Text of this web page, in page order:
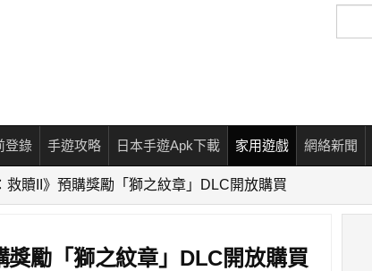
尋
登錄 手遊攻略 日本手遊Apk下載 家用遊戲 網絡新聞
救贖II》預購獎勵「獅之紋章」DLC開放購買
獎勵「獅之紋章」DLC開放購買